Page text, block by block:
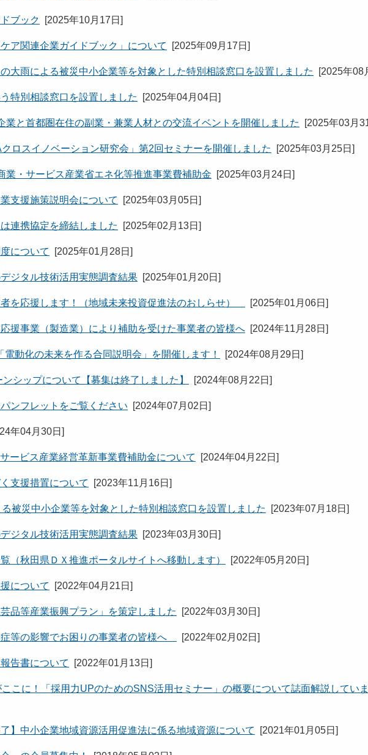
ブック [2025年10月17日 ]
ア関連企業ガイドブック」について [2025年09月17日 ]
大雨による被災中小企業等を対象とした特別相談窓口を設置しました [2025年08
特別相談窓口を設置しました [2025年04月04日 ]
業と首都圏在住の副業・兼業人材との交流イベントを開催しました [2025年03月
ロスイノベーション研究会」第2回セミナーを開催しました [2025年03月25日 ]
業・サービス産業省エネ化等推進事業費補助金 [2025年03月24日 ]
支援施策説明会について [2025年03月05日 ]
連携協定を締結しました [2025年02月13日 ]
について [2025年01月28日 ]
ジタル技術活用実態調査結果 [2025年01月20日 ]
を応援します！（地域未来投資促進法のおしらせ） [2025年01月06日 ]
援事業（製造業）により補助を受けた事業者の皆様へ [2024年11月28日 ]
動化の未来を作る合同説明会」を開催します！ [2024年08月29日 ]
シップについて【募集は終了しました】 [2024年08月22日 ]
ンフレットをご覧ください [2024年07月02日 ]
年04月30日 ]
ービス産業経営革新事業費補助金について [2024年04月22日 ]
支援措置について [2023年11月16日 ]
被災中小企業等を対象とした特別相談窓口を設置しました [2023年07月18日 ]
ジタル技術活用実態調査結果 [2023年03月30日 ]
（秋田県ＤＸ推進ポータルサイトへ移動します） [2022年05月20日 ]
について [2022年04月21日 ]
品等産業振興プラン」を策定しました [2022年03月30日 ]
等の影響でお困りの事業者の皆様へ [2022年02月02日 ]
告書について [2022年01月13日 ]
こに！「採用力UPのためのSNS活用セミナー」の概要について誌面解説していま
】中小企業地域資源活用促進法に係る地域資源について [2021年01月05日 ]